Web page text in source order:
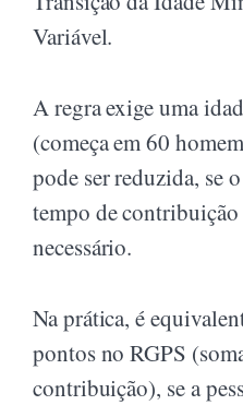
Variável.
A regra exige uma
(começa em 60
pode ser reduzida, se
tempo de
necessário.
Na prática, é
pontos no RGPS
contribuição), se a